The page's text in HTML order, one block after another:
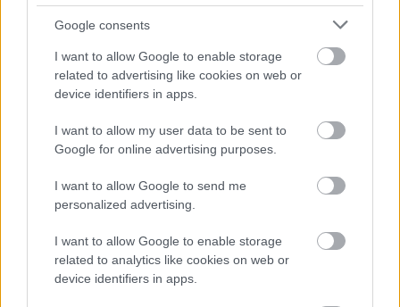
Google consents
I want to allow Google to enable storage
related to advertising like cookies on web or
device identifiers in apps.
I want to allow my user data to be sent to
Google for online advertising purposes.
I want to allow Google to send me
personalized advertising.
I want to allow Google to enable storage
related to analytics like cookies on web or
device identifiers in apps.
ειδήσεις.
Βάλε το proson.gr στα αποτελέσματα
αναζήτησης της Google
Δημοφιλείς Ειδήσεις
Τι σημαίνει η λέξη «ευκτός»